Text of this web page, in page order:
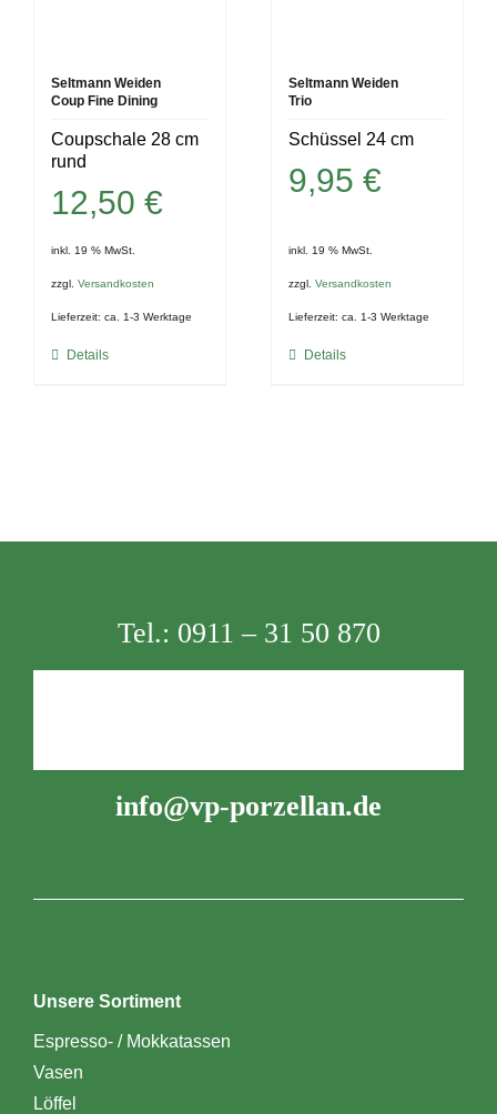
Seltmann Weiden
Coup Fine Dining
Coupschale 28 cm
rund
12,50 €
inkl. 19 % MwSt.
zzgl. Versandkosten
Lieferzeit: ca. 1-3 Werktage
Details
Seltmann Weiden
Trio
Schüssel 24 cm
9,95€
inkl. 19 % MwSt.
zzgl.Versandkosten
Lieferzeit:ca. 1-3 Werktage
Details
Tel.: 0911 – 31 50 870
info@vp-porzellan.de
Unsere Sortiment
Espresso- / Mokkatassen
Vasen
Löffel